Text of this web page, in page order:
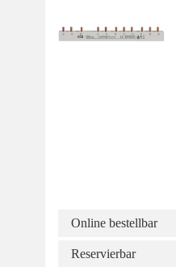
Online bestellbar
Reservierbar